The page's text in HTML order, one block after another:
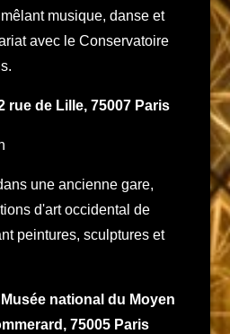
musique, danse et
avec le Conservatoire
rue de Lille, 75007 Paris
une ancienne gare,
d'art occidental de
peintures, sculptures et
national du Moyen
75005 Paris